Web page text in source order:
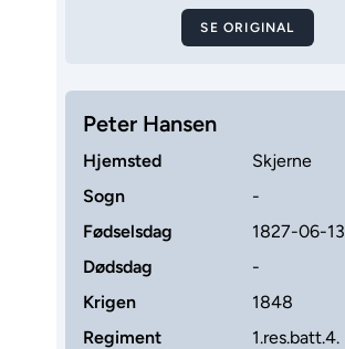
SE ORIGINAL
Peter Hansen
Hjemsted
Skjerne
Sogn
-
Fødselsdag
1827-06-13
Dødsdag
-
Krigen
1848
Regiment
1.res.batt.4.